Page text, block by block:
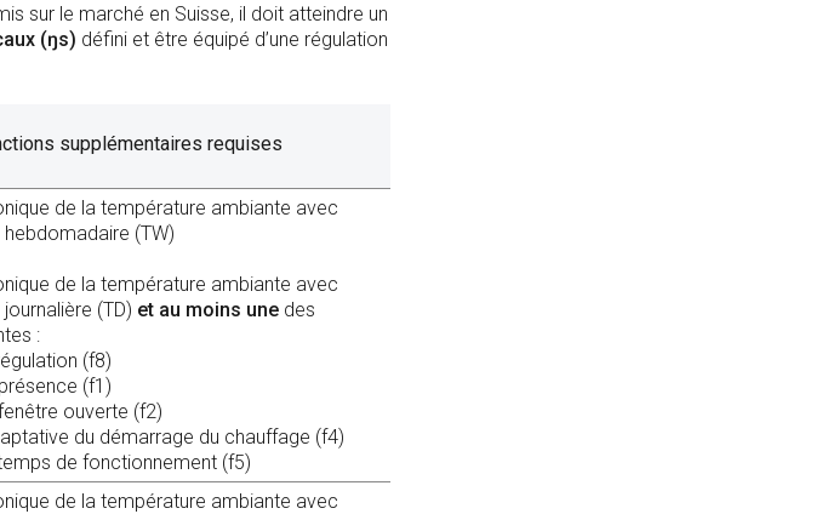
sur le marché en Suisse, il doit atteindre un
(ŋs) défini et être équipé d’une régulation
supplémentaires requises
de la température ambiante avec
(TW)
de la température ambiante avec
(TD) et au moins une des
:
(f8)
(f1)
ouverte (f2)
du démarrage du chauffage (f4)
de fonctionnement (f5)
de la température ambiante avec